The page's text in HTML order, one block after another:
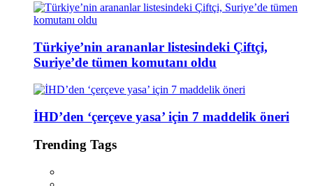
Türkiye’nin arananlar listesindeki Çiftçi,
Suriye’de tümen komutanı oldu
İHD’den ‘çerçeve yasa’ için 7 maddelik öneri
Trending Tags